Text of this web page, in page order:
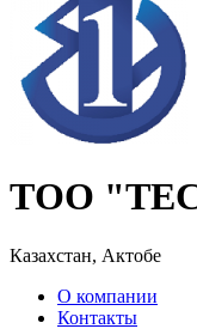
ТОО
Казахстан, Актобе
О компании
Контакты